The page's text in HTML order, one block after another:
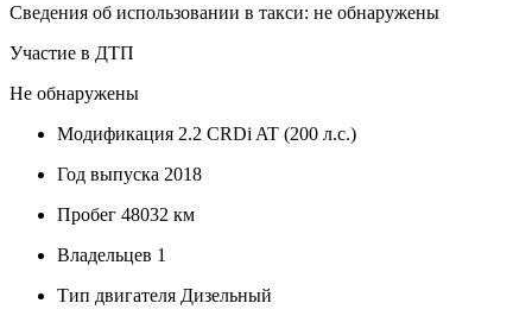
Сведения об использовании в такси: не обнаружены
Участие в ДТП
Не обнаружены
Модификация 2.2 CRDi AT (200 л.с.)
Год выпуска 2018
Пробег 48032 км
Владельцев 1
Тип двигателя Дизельный